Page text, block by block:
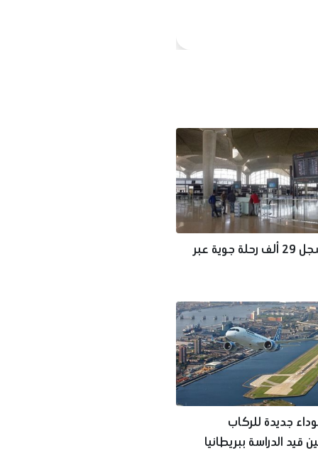
الأردن يسجل 29 ألف رحلة جوية عبر
جديدة للركاب
قيد الدراسة ببريطانيا